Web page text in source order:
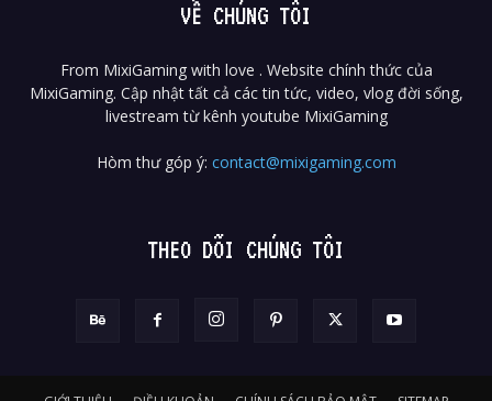
VỀ CHÚNG TÔI
From MixiGaming with love . Website chính thức của
MixiGaming. Cập nhật tất cả các tin tức, video, vlog đời sống,
livestream từ kênh youtube MixiGaming
Hòm thư góp ý: contact@mixigaming.com
THEO DÕI CHÚNG TÔI